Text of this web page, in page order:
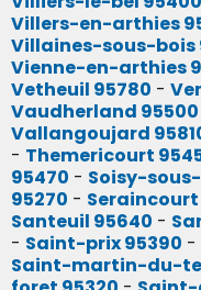
Villers-en-arthies
Villaines-sous-bois
Vienne-en-arthies
Vetheuil 95780 -
Vaudherland 95500
Vallangoujard
- Themericourt
95470 - Soisy-
95270 - Seraincourt
Santeuil 95640 -
- Saint-prix 95390 -
Saint-martin-du-